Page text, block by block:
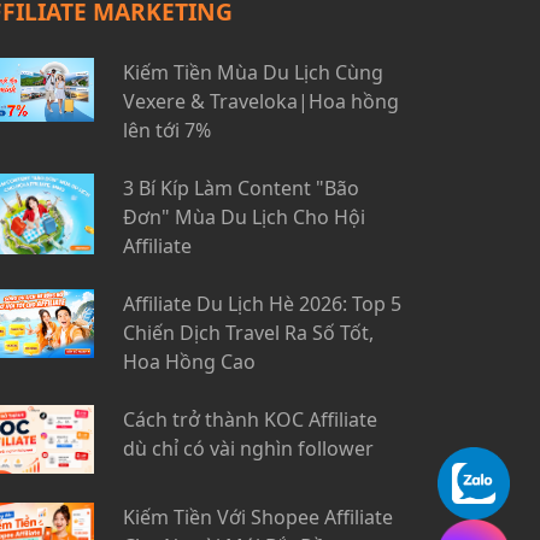
MARKETING
Kiếm Tiền Mùa Du Lịch Cùng
Vexere & Traveloka|Hoa hồng
lên tới 7%
3 Bí Kíp Làm Content "Bão
Đơn" Mùa Du Lịch Cho Hội
Affiliate
Affiliate Du Lịch Hè 2026: Top 5
Chiến Dịch Travel Ra Số Tốt,
Hoa Hồng Cao
Cách trở thành KOC Affiliate
dù chỉ có vài nghìn follower
Kiếm Tiền Với Shopee Affiliate